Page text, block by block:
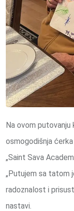
Na ovom
osmogodišnja
„Saint Sava
„Putujem sa tatom
radoznalost i
nastavi.